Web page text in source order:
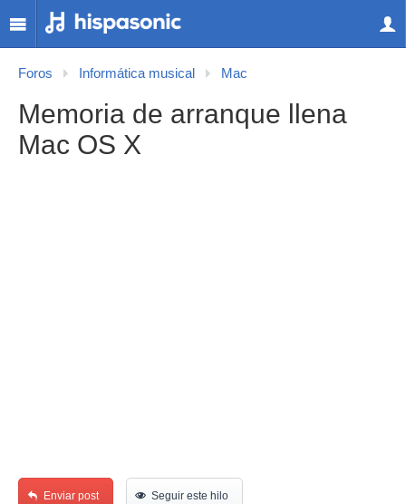
Foros Informática musical Mac
Memoria de arranque llena
Mac OS X
Enviar post Seguir este hilo